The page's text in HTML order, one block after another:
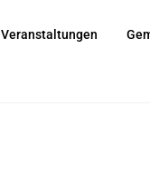
Veranstaltungen